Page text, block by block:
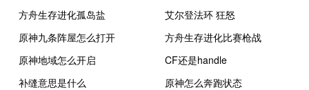
方舟生存进化孤岛盐
艾尔登法环 狂怒
原神九条阵屋怎么打开
方舟生存进化比赛枪战
原神地域怎么开启
CF还是handle
补缝意思是什么
原神怎么奔跑状态